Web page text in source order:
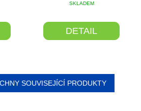
SKLADEM
DETAIL
SOUVISEJÍCÍ PRODUKTY